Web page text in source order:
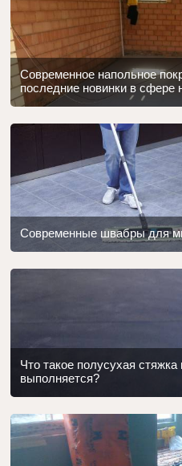
Современное напольное
последние новинки в сфере
Современные швабры для
Что такое полусухая стяжка
выполняется?